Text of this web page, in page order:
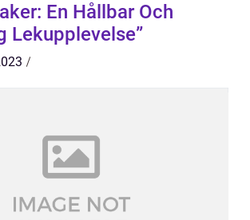
En Hållbar Och
Lekupplevelse”